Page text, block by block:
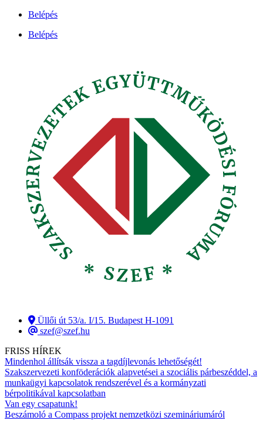
Ugrás
tartalomhoz
Belépés
Belépés
Üllői út 53/a. I/15. Budapest H-1091
szef@szef.hu
FRISS HÍREK
Mindenhol állítsák vissza a tagdíjlevonás lehetőségét!
Szakszervezeti konföderációk alapvetései a szociális párbeszéddel, a
munkaügyi kapcsolatok rendszerével és a kormányzati
bérpolitikával kapcsolatban
Van egy csapatunk!
Beszámoló a Compass projekt nemzetközi szemináriumáról